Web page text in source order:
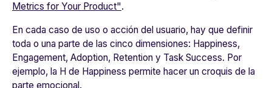
Metrics for Your Product".
En cada caso de uso o acción del usuario, hay que definir
toda o una parte de las cinco dimensiones: Happiness,
Engagement, Adoption, Retention y Task Success. Por
ejemplo, la H de Happiness permite hacer un croquis de la
parte emocional.